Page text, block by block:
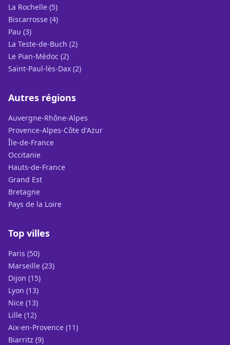
La Rochelle (5)
Biscarrosse (4)
Pau (3)
La Teste-de-Buch (2)
Le Pian-Médoc (2)
Saint-Paul-lès-Dax (2)
Autres régions
Auvergne-Rhône-Alpes
Provence-Alpes-Côte d'Azur
Île-de-France
Occitanie
Hauts-de-France
Grand Est
Bretagne
Pays de la Loire
Top villes
Paris (50)
Marseille (23)
Dijon (15)
Lyon (13)
Nice (13)
Lille (12)
Aix-en-Provence (11)
Biarritz (9)